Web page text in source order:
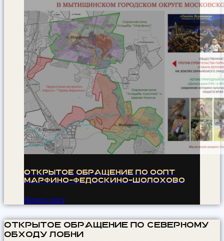
ОТКРЫТОЕ ОБРАЩЕНИЕ по ООПТ
Марфино-Федоскино-Шолохово
Читать пост
ОТКРЫТОЕ ОБРАЩЕНИЕ по Северному
обходу лобни